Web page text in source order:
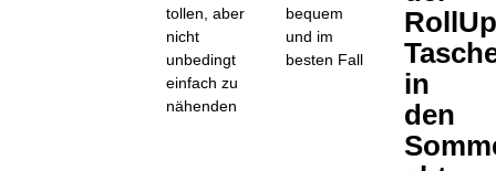
tollen, aber
nicht
unbedingt
einfach zu
nähenden
bequem
und im
besten Fall
in
den